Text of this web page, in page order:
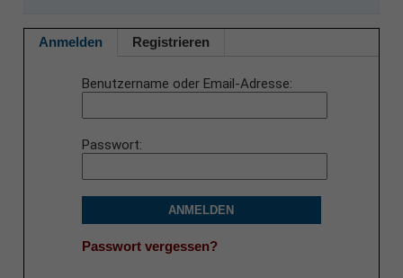
Anmelden Registrieren
Benutzername oder Email-Adresse
Passwort
ANMELDEN
Passwort vergessen?